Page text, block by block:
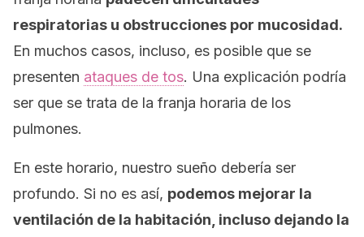
respiratorias u obstrucciones por mucosidad.
En muchos casos, incluso, es posible que se
presenten ataques de tos. Una explicación podría
ser que se trata de la franja horaria de los
pulmones.
En este horario, nuestro sueño debería ser
profundo. Si no es así, podemos mejorar la
ventilación de la habitación, incluso dejando la